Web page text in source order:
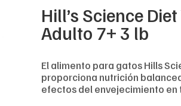
Hill’s Science
Adulto 7+ 3 lb
El alimento para gatos Hills
proporciona nutrición
efectos del envejecimiento en